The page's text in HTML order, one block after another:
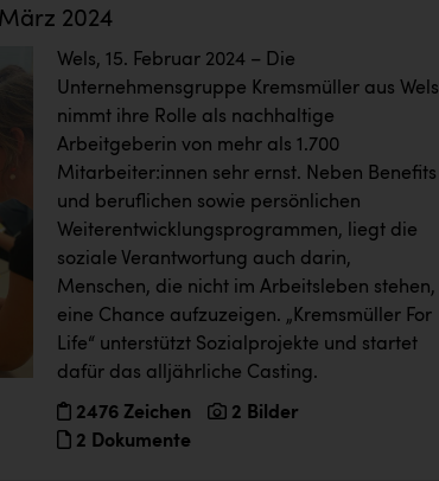
2024
Wels, 15. Februar 2024 – Die
Unternehmensgruppe Kremsmüller aus Wels
nimmt ihre Rolle als nachhaltige
Arbeitgeberin von mehr als 1.700
Mitarbeiter:innen sehr ernst. Neben Benefits
und beruflichen sowie persönlichen
Weiterentwicklungsprogrammen, liegt die
soziale Verantwortung auch darin,
Menschen, die nicht im Arbeitsleben stehen,
eine Chance aufzuzeigen. „Kremsmüller For
Life“ unterstützt Sozialprojekte und startet
dafür das alljährliche Casting.
2476 Zeichen
2 Bilder
2 Dokumente